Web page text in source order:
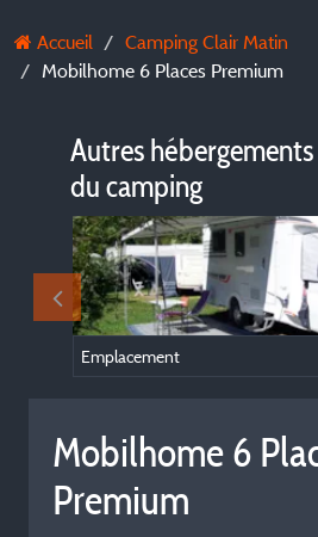
Accueil
Camping Clair Matin
Mobilhome 6 Places Premium
Autres
du camping
Emplacement
Mobilhome 6
Premium